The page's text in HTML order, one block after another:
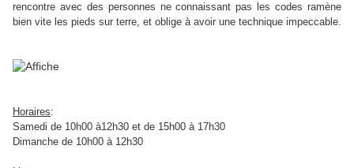
rencontre avec des personnes ne connaissant pas les codes ramène
bien vite les pieds sur terre, et oblige à avoir une technique impeccable.
Horaires:
Samedi de 10h00 à12h30 et de 15h00 à 17h30
Dimanche de 10h00 à 12h30